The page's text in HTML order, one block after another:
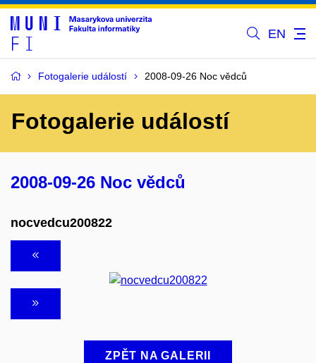
EN
Fotogalerie událostí 2008-09-26 Noc vědců
Fotogalerie událostí
2008-09-26 Noc vědců
nocvedcu200822
ZPĚT NA GALERII